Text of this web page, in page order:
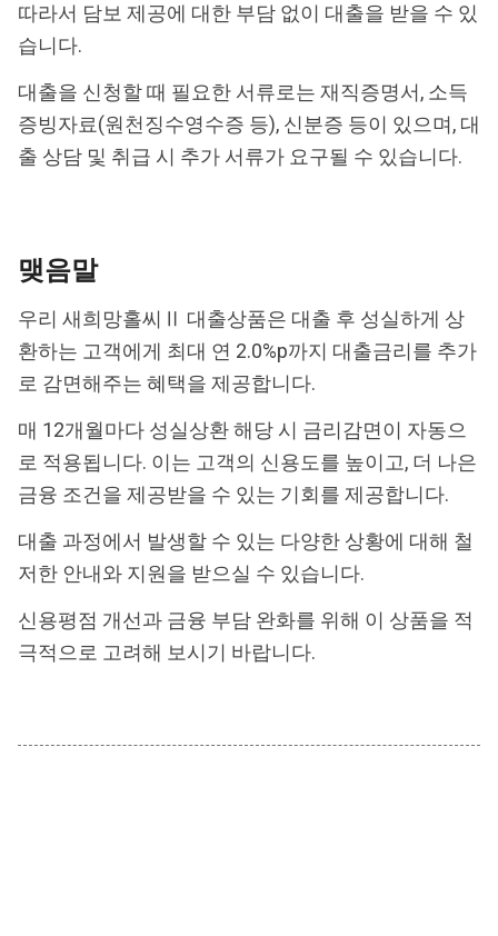
따라서 담보 제공에 대한 부담 없이 대출을 받을 수 있
습니다.
대출을 신청할 때 필요한 서류로는 재직증명서, 소득
증빙자료(원천징수영수증 등), 신분증 등이 있으며, 대
출 상담 및 취급 시 추가 서류가 요구될 수 있습니다.
맺음말
우리 새희망홀씨Ⅱ 대출상품은 대출 후 성실하게 상
환하는 고객에게 최대 연 2.0%p까지 대출금리를 추가
로 감면해주는 혜택을 제공합니다.
매 12개월마다 성실상환 해당 시 금리감면이 자동으
로 적용됩니다. 이는 고객의 신용도를 높이고, 더 나은
금융 조건을 제공받을 수 있는 기회를 제공합니다.
대출 과정에서 발생할 수 있는 다양한 상황에 대해 철
저한 안내와 지원을 받으실 수 있습니다.
신용평점 개선과 금융 부담 완화를 위해 이 상품을 적
극적으로 고려해 보시기 바랍니다.